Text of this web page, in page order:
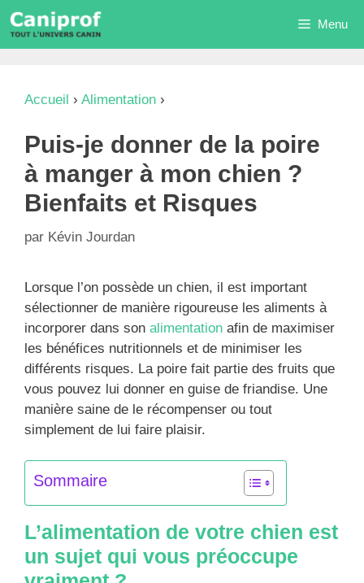
Aller
au
contenu
Menu
Accueil › Alimentation ›
Puis-je donner de la poire
à manger à mon chien ?
Bienfaits et Risques
par Kévin Jourdan
Lorsque l’on possède un chien, il est important
sélectionner de manière rigoureuse les aliments à
incorporer dans son alimentation afin de maximiser
les bénéfices nutritionnels et de minimiser les
différents risques. La poire fait partie des fruits que
vous pouvez lui donner en guise de friandise. Une
manière saine de le récompenser ou tout
simplement de lui faire plaisir.
Sommaire
L’alimentation de votre chien est
un sujet qui vous préoccupe